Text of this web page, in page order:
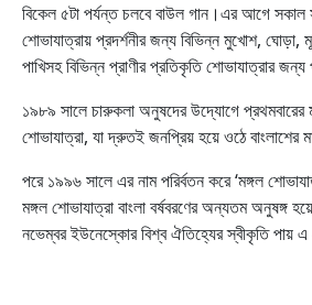
বিকেল ৫টা পর্যন্ত চলবে বাউল গান।এর আগে সকাল
শোভাযাত্রায় প্রদর্শনীর জন্য বিভিন্ন মুখোশ, ঘোড়া,
পাখিসহ বিভিন্ন প্রাণীর প্রতিকৃতি শোভাযাত্রার
১৯৮৯ সালে চারুকলা অনুষদের উদ্যোগে প্রথমবারের
শোভাযাত্রা, যা দ্রুতই জনপ্রিয় হয়ে ওঠে বাংলাশের
পরে ১৯৯৬ সালে এর নাম পরির্বতন করে ‘মঙ্গল
মঙ্গল শোভাযাত্রা বাংলা বর্ষবরণের অন্যতম অনুষঙ্গ
নভেম্বর ইউনেস্কোর বিশ্ব ঐতিহ্যের স্বীকৃতি পায় এ